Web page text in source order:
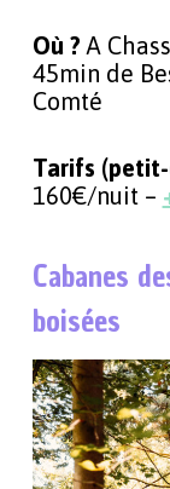
Où ? A
45min de
Comté
Tarifs
160€/nuit –
Cabanes
boisées